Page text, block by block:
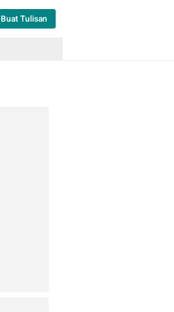
Buat Tulisan